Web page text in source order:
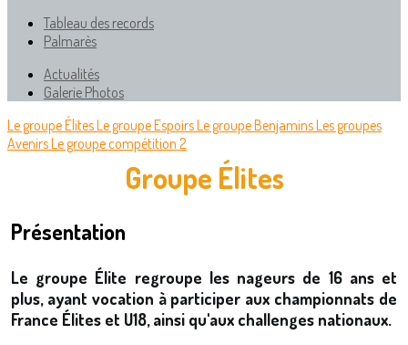
Tableau des records
Palmarès
Actualités
Galerie Photos
Le groupe ÉlitesLe groupe EspoirsLe groupe BenjaminsLes groupes
AvenirsLe groupe compétition 2
Groupe Élites
Présentation
Le groupe Élite regroupe les nageurs de 16 ans et
plus, ayant vocation à participer aux championnats de
France Élites et U18, ainsi qu'aux challenges nationaux.